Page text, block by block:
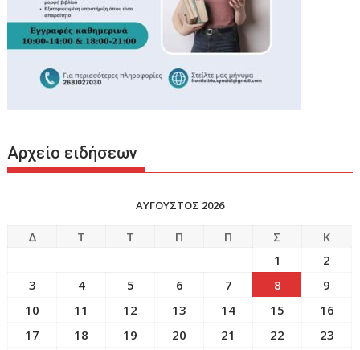
Αρχείο ειδήσεων
ΑΥΓΟΥΣΤΟΣ 2026
Δ Τ Τ Π Π Σ
Κ
1
2
3
4 5 6 7 8
9
10
11 12 13 14 15
16
17
18 19 20 21 22
23